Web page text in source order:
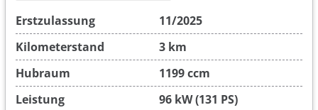
Erstzulassung
11/2025
Kilometerstand
3 km
Hubraum
1199 ccm
Leistung
96 kW (131 PS)